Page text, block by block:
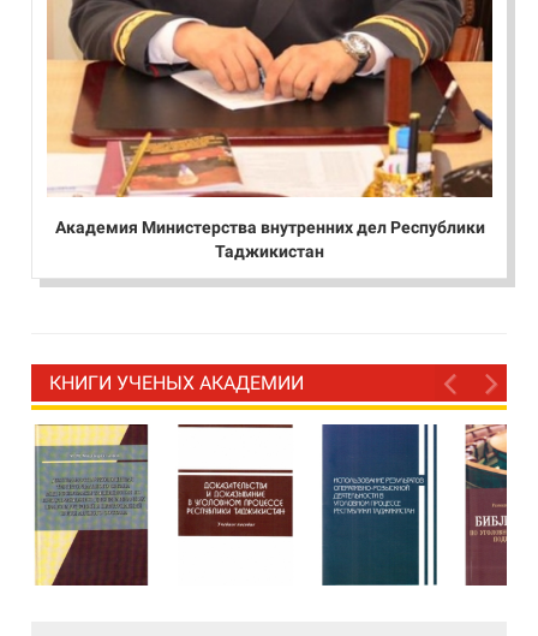
Академия Министерства внутренних дел Республики
Таджикистан
КНИГИ УЧЕНЫХ АКАДЕМИИ